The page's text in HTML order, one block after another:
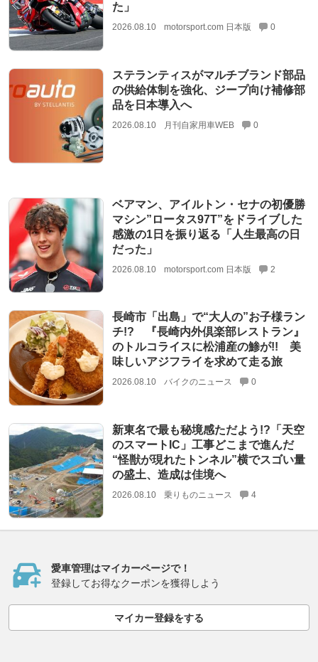
た」
2026.08.10 motorsport.com 日本版 0
ステランティスがマルチブランド部品
の供給体制を強化、ジープ向け補修部
品を日本導入へ
2026.08.10 月刊自家用車WEB 0
ベアマン、アイルトン・セナの初優勝
マシン”ロータス97T”をドライブした
感激の1日を振り返る「人生最高の日
だった」
2026.08.10 motorsport.com 日本版 2
長崎市「出島」で“大人の”お子様ラン
チ!? 『長崎内外倶楽部レストラン』
のトルコライスに松浦産の鯵が!! 美
味しいアジフライを求めて走る旅
2026.08.10 バイクのニュース 0
新東名で最も秘境感ただよう!?「天空
のスマートIC」工事どこまで進んだ
“怪獣が現れたトンネル”横でスゴい量
の盛土、造成は佳境へ
2026.08.10 乗りものニュース 4
愛車管理はマイカーページで！
登録してお得なクーポンを獲得しよう
マイカー登録をする